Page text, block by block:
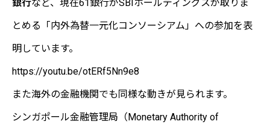
銀行など、現在61銀行がSBIホールディングスが取りま
とめる「内外為替一元化コンソーシアム」への参加を表
明しています。
https://youtu.be/otERf5Nn9e8
また海外の金融機関でも同様な動きが見られます。
シンガポール金融管理局 （Monetary Authority of